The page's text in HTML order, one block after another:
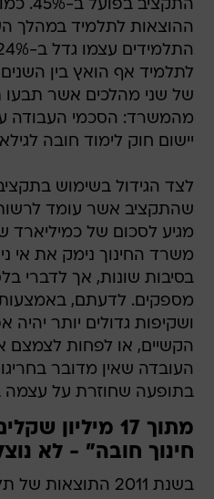
התקציב
ההוצאות לתלמיד במהלך
של שני מהלכים אשר תבעו
מהמשרד: הסכמי העבודה
יישום חוק לימוד חובה לגילאי 3-
לצד הגידול בשימוש
שהתקציב אשר עומד
מגיע לסכום של
משרד החינוך נימק את אי
בסיבות שונות, אך לדברי
מספקים. לדעתם, באמצעות
ושקיפות גדולים יותר
הקשיים, או לפחות לצמצם
העובדה שאין מדובר
בתופעה שחוזרת על עצמה
מתוך 17
חינוך חובה" - לא
בשנת 2011